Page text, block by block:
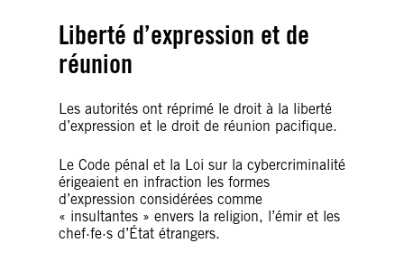
Liberté d’expression et de
réunion
Les autorités ont réprimé le droit à la liberté
d’expression et le droit de réunion pacifique.
Le Code pénal et la Loi sur la cybercriminalité
érigeaient en infraction les formes
d’expression considérées comme
« insultantes » envers la religion, l’émir et les
chef·fe·s d’État étrangers.